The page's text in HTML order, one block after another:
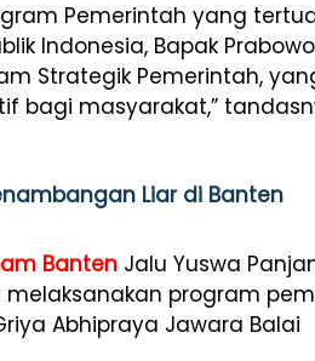
Pemerintah yang
Indonesia, Bapak
Strategik Pemerintah,
bagi masyarakat,”
Liar di Banten
Banten Jalu Yuswa
program
Abhipraya Jawara Balai